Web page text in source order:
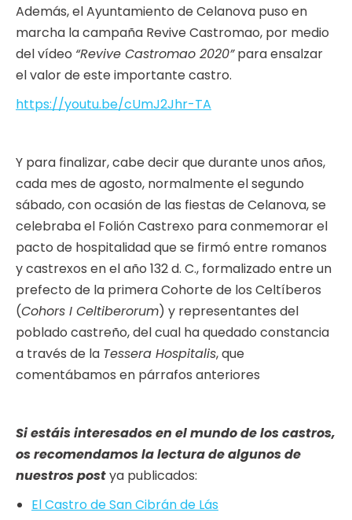
Además, el Ayuntamiento de Celanova puso en
marcha la campaña Revive Castromao, por medio
del vídeo “Revive Castromao 2020”para ensalzar
el valor de este importante castro.
https://youtu.be/cUmJ2Jhr-TA
Y para finalizar, cabe decir que durante unos años,
cada mes de agosto, normalmente el segundo
sábado, con ocasión de las fiestas de Celanova, se
celebraba el Folión Castrexo para conmemorar el
pacto de hospitalidad que se firmó entre romanos
y castrexos en el año 132 d. C., formalizado entre un
prefecto de la primera Cohorte de los Celtíberos
(Cohors I Celtiberorum) y representantes del
poblado castreño, del cual ha quedado constancia
a través de la Tessera Hospitalis, que
comentábamos en párrafos anteriores
Si estáis interesados en el mundo de los castros,
os recomendamos la lectura de algunos de
nuestros postya publicados:
El Castro de San Cibrán de Lás